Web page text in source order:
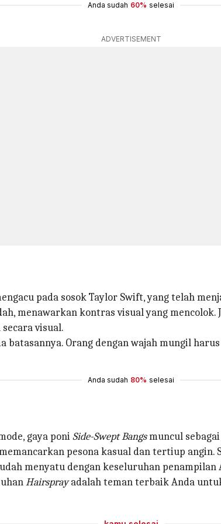
Anda sudah 60% selesai
ADVERTISEMENT
pada sosok Taylor Swift, yang telah
menawarkan kontras visual yang
visual.
Orang dengan wajah mungil
Anda sudah 80% selesai
gaya poniSide-Swept Bangsmuncul
pesona kasual dan tertiup
menyatu dengan keseluruhan penampilan
Hairsprayadalah teman terbaik Anda